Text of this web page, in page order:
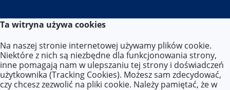
Kontakt
Tel. 22-619-34-86/87
E-mail: zs33@eduwarszawa.pl
Ta witryna używa cookies
Na naszej stronie internetowej używamy plików cookie.
Niektóre z nich są niezbędne dla funkcjonowania strony,
inne pomagają nam w ulepszaniu tej strony i doświadczeń
użytkownika (Tracking Cookies). Możesz sam zdecydować,
czy chcesz zezwolić na pliki cookie. Należy pamiętać, że w